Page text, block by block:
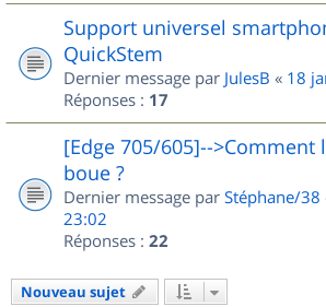
Support universel
QuickStem
Dernier message par JulesB « 18
Réponses : 17
[Edge 705/605]-->Comment
boue ?
Dernier message par Stéphane/38
23:02
Réponses : 22
Nouveau sujet